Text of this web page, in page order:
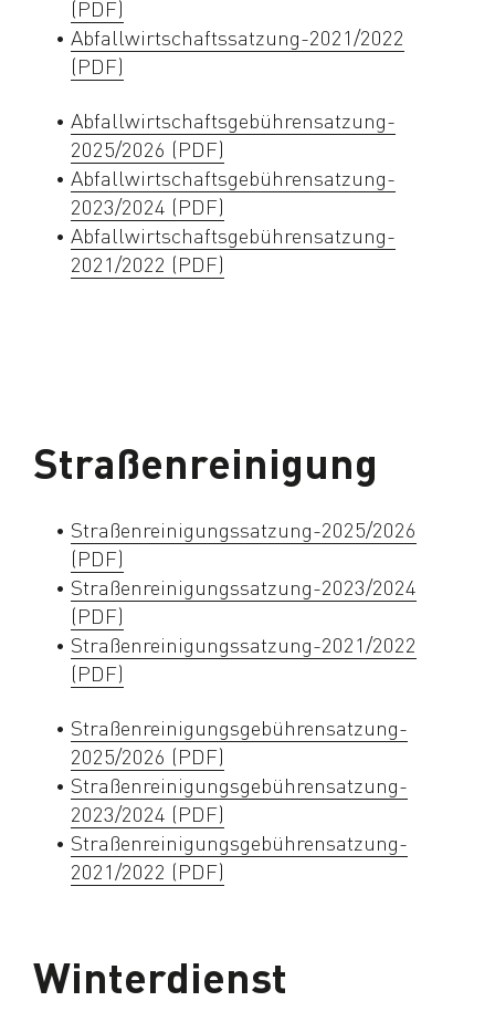
(PDF)
Abfallwirtschaftssatzung-2021/2022
(PDF)
Abfallwirtschaftsgebührensatzung-
2025/2026 (PDF)
Abfallwirtschaftsgebührensatzung-
2023/2024 (PDF)
Abfallwirtschaftsgebührensatzung-
2021/2022 (PDF)
Straßenreinigung
Straßenreinigungssatzung-2025/2026
(PDF)
Straßenreinigungssatzung-2023/2024
(PDF)
Straßenreinigungssatzung-2021/2022
(PDF)
Straßenreinigungsgebührensatzung-
2025/2026 (PDF)
Straßenreinigungsgebührensatzung-
2023/2024 (PDF)
Straßenreinigungsgebührensatzung-
2021/2022 (PDF)
Winterdienst